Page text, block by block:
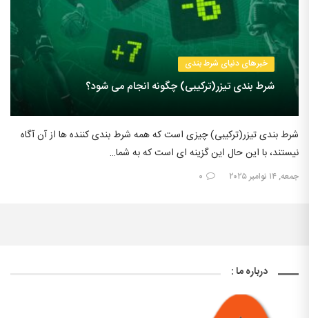
خبرهای دنیای شرط بندی
شرط بندی تیزر(ترکیبی) چگونه انجام می شود؟
شرط بندی تیزر(ترکیبی) چیزی است که همه شرط بندی کننده ها از آن آگاه
نیستند، با این حال این گزینه ای است که به شما…
جمعه, ۱۴ نوامبر ۲۰۲۵ ۰
درباره ما :